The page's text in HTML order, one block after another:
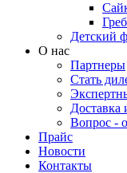
Детский
О нас
Партнеры
Стать
Доставка
Вопрос -
Прайс
Новости
Контакты